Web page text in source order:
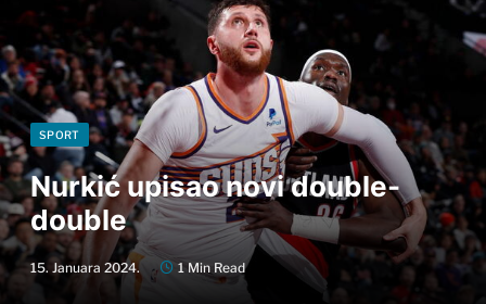
SPORT
Nurkić upisao novi double-
double
15. Januara 2024. 1 Min Read